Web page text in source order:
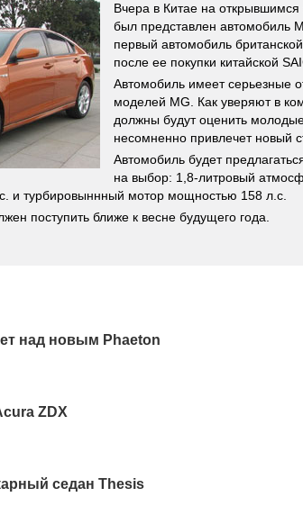
Вчера в Китае на открывшимся
был представлен автомобиль
первый автомобиль
после ее покупки китайской
Автомобиль имеет серьезные
моделей MG. Как уверяют в
должны будут оценить
несомненно привлечет новый
Автомобиль будет
на выбор: 1,8-литровый
и турбировыннный мотор мощностью 158 л.с.
поступить ближе к весне будущего года.
над новым Phaeton
ZDX
седан Thesis